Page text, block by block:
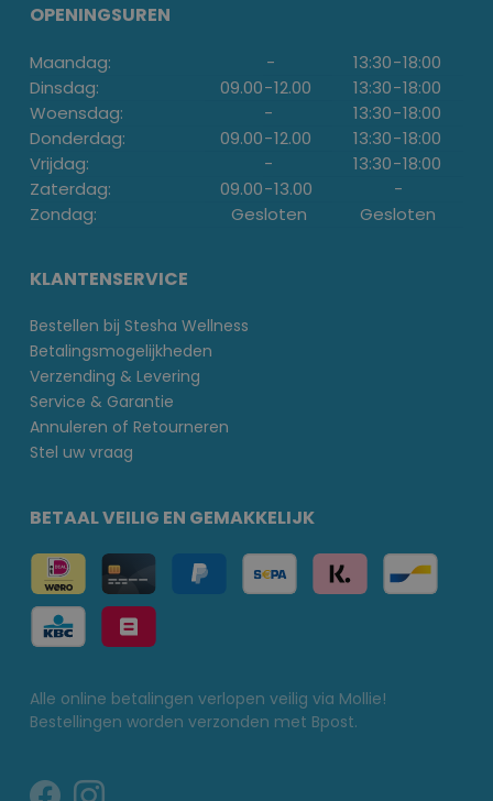
OPENINGSUREN
Maandag: - 13:30-18:00
Dinsdag:
09.00-12.00 13:30-18:00
Woensdag:
- 13:30-18:00
Donderdag:
09.00-12.00 13:30-18:00
Vrijdag:
- 13:30-18:00
Zaterdag:
09.00-13.00
-
Zondag:
Gesloten Gesloten
KLANTENSERVICE
Bestellen bij Stesha Wellness
Betalingsmogelijkheden
Verzending & Levering
Service & Garantie
Annuleren of Retourneren
Stel uw vraag
BETAAL VEILIG EN GEMAKKELIJK
Alle online betalingen verlopen veilig via Mollie!
Bestellingen worden verzonden met Bpost.